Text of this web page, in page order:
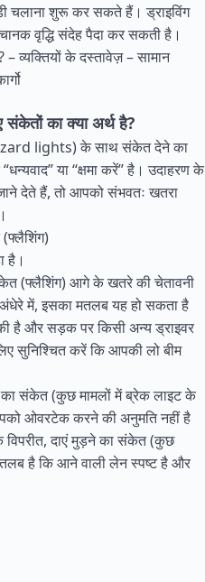
चलाना शुरू कर सकते हैं। ड्राइविंग
वृद्धि संदेह पैदा कर सकती है।
व्यक्तियों के दस्तावेज़ – सामान
संकेतों का क्या अर्थ है?
lights) के साथ संकेत देने का
या “क्षमा करें” है। उदाहरण के
देते हैं, तो आपको संभवतः खतरा
है।
(फ्लैशिंग) आगे के खतरे की चेतावनी
में, इसका मतलब यह हो सकता है
है और सड़क पर किसी अन्य ड्राइवर
सुनिश्चित करें कि आपकी लो बीम
संकेत (कुछ मामलों में ब्रेक लाइट के
ओवरटेक करने की अनुमति नहीं है
विपरीत, दाएं मुड़ने का संकेत (कुछ
है कि आने वाली लेन स्पष्ट है और